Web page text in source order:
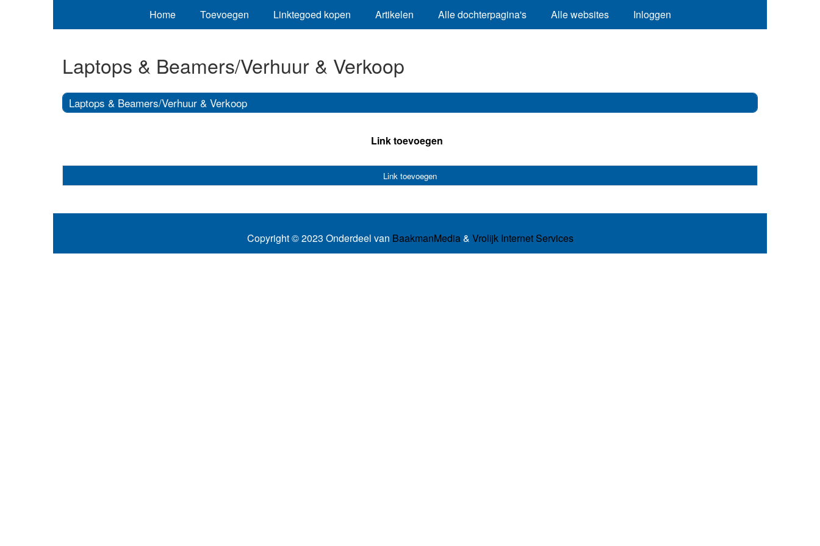
Home Toevoegen Linktegoed kopen Artikelen Alle dochterpagina's Alle websites Inloggen
Laptops & Beamers/Verhuur & Verkoop
Laptops & Beamers/Verhuur & Verkoop
Link toevoegen
Link toevoegen
Copyright © 2023 Onderdeel van BaakmanMedia& Vrolijk Internet Services